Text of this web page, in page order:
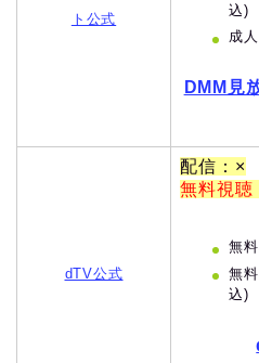
ト公式
込)
成
DMM見
dTV公式
配信：×
無料視聴
無
無
込)